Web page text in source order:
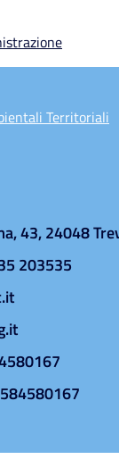
Territoriali
43, 24048
203535